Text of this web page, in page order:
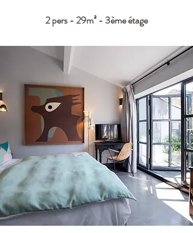
2 pers - 29m² - 3ème étage